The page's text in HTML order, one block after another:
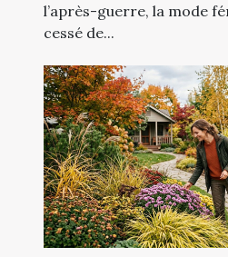
l’après-guerre, la mode
cessé de...